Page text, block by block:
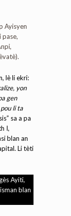
Ayisyen
pase,
lè li ekri:
yon
gen
li ta
sa a pa
I,
blan an
Li tèti
Ayiti,
blan